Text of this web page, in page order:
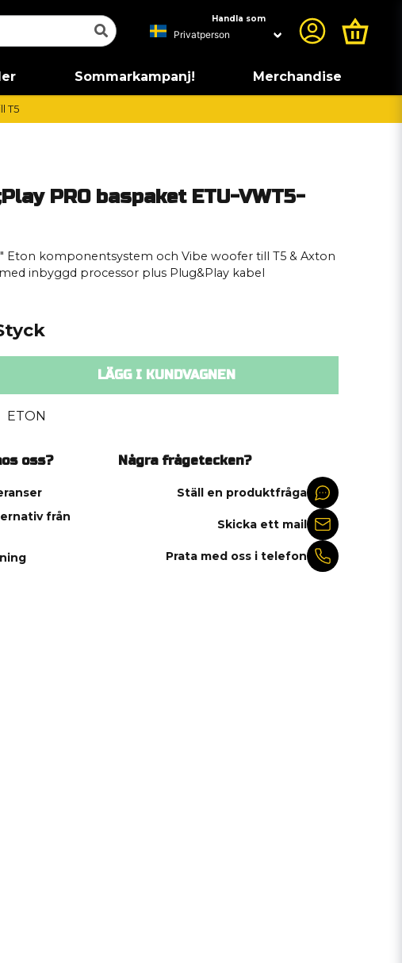
Handla som
Sommarkampanj! Merchandise
T5
PRO baspaket ETU-VWT5-
Eton komponentsystem och Vibe woofer till T5 & Axton
inbyggd processor plus Plug&Play kabel
LÄGG I KUNDVAGNEN
ETON
oss?
från
Några frågetecken?
Ställ en produktfråga
Skicka ett mail
Prata med oss i telefon